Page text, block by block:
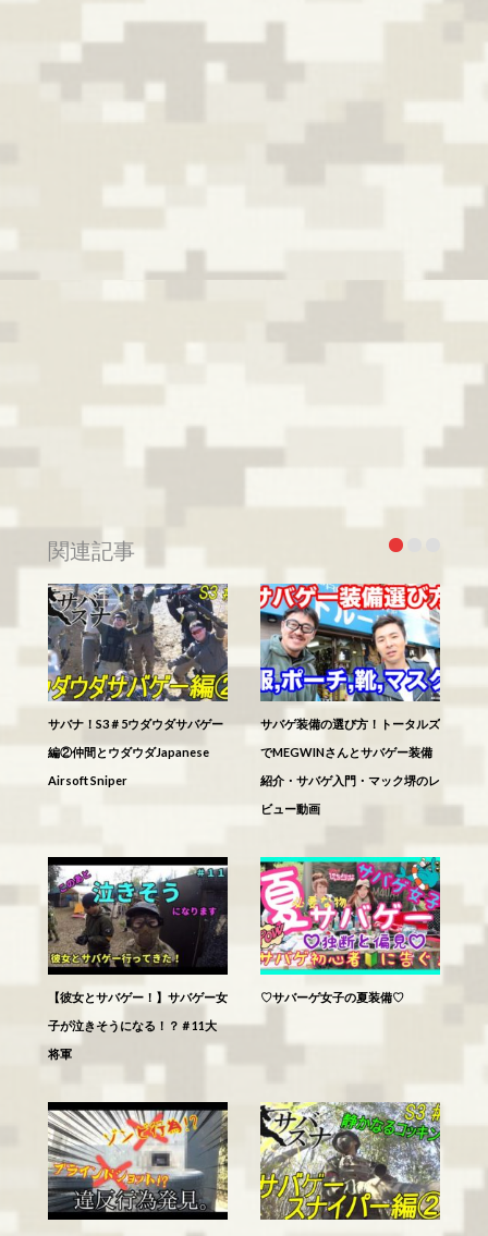
関連記事
サバナ！S3＃5ウダウダサバゲー
編②仲間とウダウダJapanese
Airsoft Sniper
サバゲ装備の選び方！トータルズ
でMEGWINさんとサバゲー装備
紹介・サバゲ入門・マック堺のレ
ビュー動画
【彼女とサバゲー！】サバゲー女
子が泣きそうになる！？＃11大
将軍
♡サバーゲ女子の夏装備♡